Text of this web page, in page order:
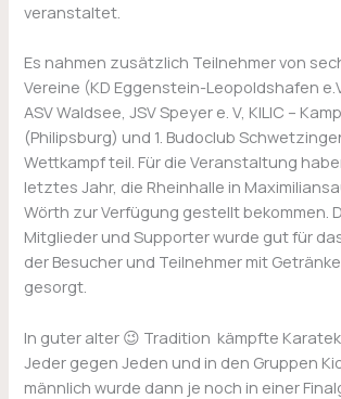
veranstaltet.
Es nahmen zusätzlich Teilnehmer von
Vereine (KD Eggenstein-Leopoldshafen
ASV Waldsee, JSV Speyer e. V, KILIC –
(Philipsburg) und 1. Budoclub
Wettkampf teil. Für die Veranstaltung
letztes Jahr, die Rheinhalle in
Wörth zur Verfügung gestellt bekommen.
Mitglieder und Supporter wurde gut für
der Besucher und Teilnehmer mit
gesorgt.
In guter alter 😉 Tradition kämpfte
Jeder gegen Jeden und in den Gruppen
männlich wurde dann je noch in einer